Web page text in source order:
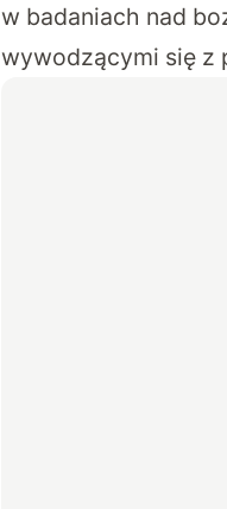
w badaniach nad
wywodzącymi się z